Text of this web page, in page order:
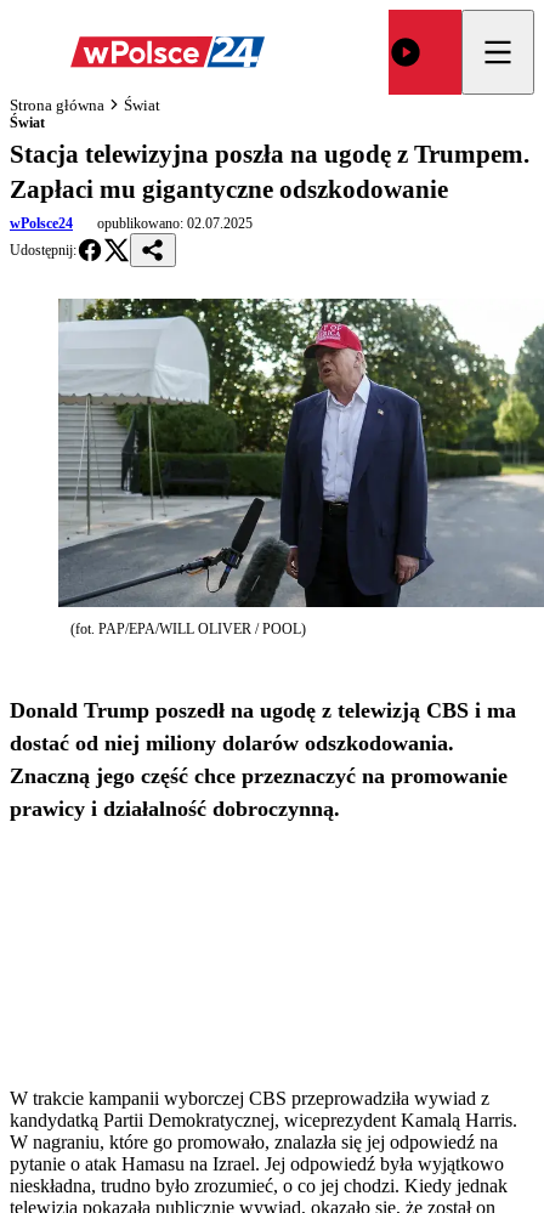
Strona główna Świat
Świat
Stacja telewizyjna poszła na ugodę z Trumpem.
Zapłaci mu gigantyczne odszkodowanie
wPolsce24 opublikowano: 02.07.2025
Udostępnij:
(fot. PAP/EPA/WILL OLIVER / POOL)
Donald Trump poszedł na ugodę z telewizją CBS i ma
dostać od niej miliony dolarów odszkodowania.
Znaczną jego część chce przeznaczyć na promowanie
prawicy i działalność dobroczynną.
W trakcie kampanii wyborczej CBS przeprowadziła wywiad z
kandydatką Partii Demokratycznej, wiceprezydent Kamalą Harris.
W nagraniu, które go promowało, znalazła się jej odpowiedź na
pytanie o atak Hamasu na Izrael. Jej odpowiedź była wyjątkowo
nieskładna, trudno było zrozumieć, o co jej chodzi. Kiedy jednak
telewizja pokazała publicznie wywiad, okazało się, że został on